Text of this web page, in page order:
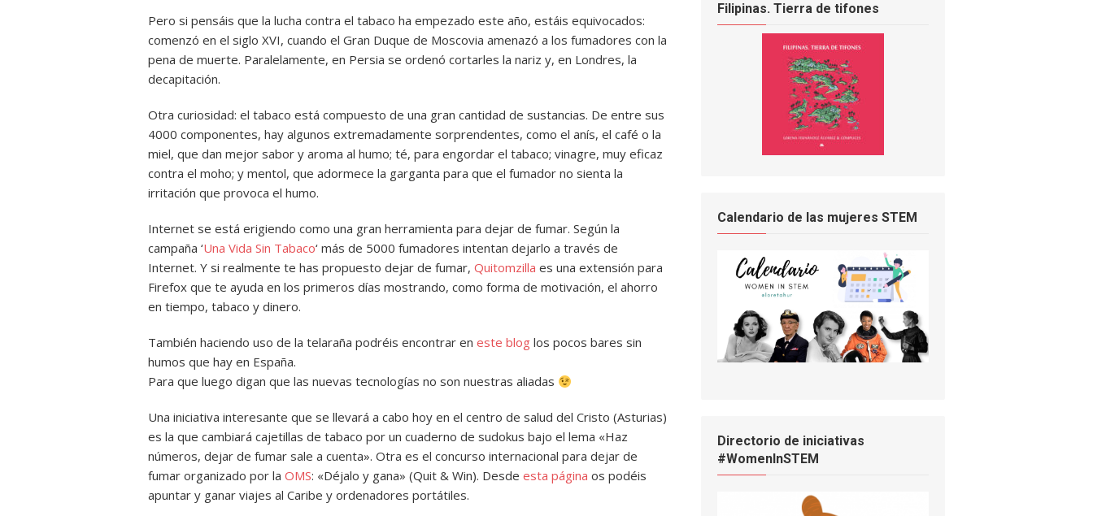
Pero si pensáis que la lucha contra el tabaco ha empezado este año, estáis equivocados:
comenzó en el siglo XVI, cuando el Gran Duque de Moscovia amenazó a los fumadores con la
pena de muerte. Paralelamente, en Persia se ordenó cortarles la nariz y, en Londres, la
decapitación.
Otra curiosidad: el tabaco está compuesto de una gran cantidad de sustancias. De entre sus
4000 componentes, hay algunos extremadamente sorprendentes, como el anís, el café o la
miel, que dan mejor sabor y aroma al humo; té, para engordar el tabaco; vinagre, muy eficaz
contra el moho; y mentol, que adormece la garganta para que el fumador no sienta la
irritación que provoca el humo.
Internet se está erigiendo como una gran herramienta para dejar de fumar. Según la
campaña ‘Una Vida Sin Tabaco‘ más de 5000 fumadores intentan dejarlo a través de
Internet. Y si realmente te has propuesto dejar de fumar, Quitomzilla es una extensión para
Firefox que te ayuda en los primeros días mostrando, como forma de motivación, el ahorro
en tiempo, tabaco y dinero.
También haciendo uso de la telaraña podréis encontrar en este blog los pocos bares sin
humos que hay en España.
Para que luego digan que las nuevas tecnologías no son nuestras aliadas
Una iniciativa interesante que se llevará a cabo hoy en el centro de salud del Cristo (Asturias)
es la que cambiará cajetillas de tabaco por un cuaderno de sudokus bajo el lema «Haz
números, dejar de fumar sale a cuenta». Otra es el concurso internacional para dejar de
fumar organizado por la OMS: «Déjalo y gana» (Quit & Win). Desde esta página os podéis
apuntar y ganar viajes al Caribe y ordenadores portátiles.
Filipinas. Tierra de tifones
Calendario de las mujeres STEM
Directorio de iniciativas
#WomenInSTEM